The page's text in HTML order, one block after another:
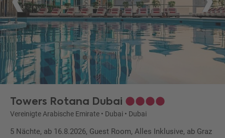
Towers Rotana Dubai
Vereinigte Arabische Emirate • Dubai • Dubai
5 Nächte, ab 16.8.2026, Guest Room, Alles Inklusive, ab Graz